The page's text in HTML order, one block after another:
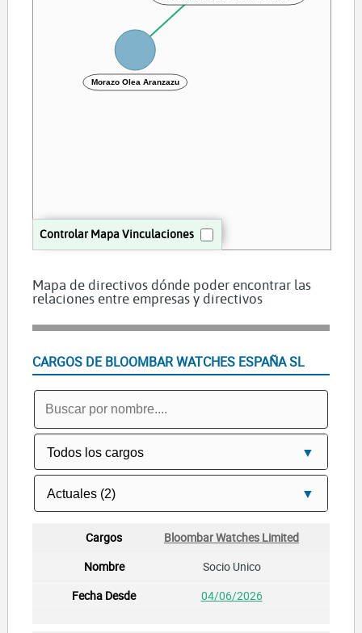
Controlar Mapa Vinculaciones
Morazo Olea Aranzazu
Mapa de directivos dónde poder encontrar las
relaciones entre empresas y directivos
CARGOS DE BLOOMBAR WATCHES ESPAÑA SL
Bloombar Watches Limited
Socio Unico
04/06/2026